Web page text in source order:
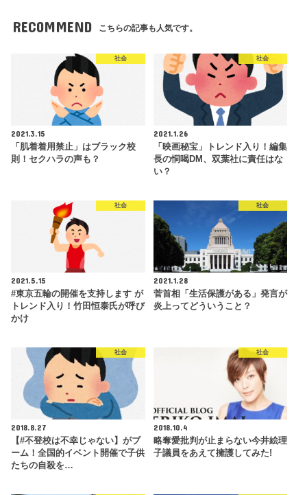
RECOMMEND こちらの記事も人気です。
社会
2021.3.15
「肌着着用禁止」はブラック校
則！セクハラの声も？
社会
2021.1.26
「映画秘宝」トレンド入り！編集
長の恫喝DM、双葉社に責任はな
い？
社会
2021.5.15
#東京五輪の開催を支持します が
トレンド入り！竹田恒泰氏が呼び
かけ
社会
2021.1.28
菅首相「生活保護がある」発言が
炎上ってどういうこと？
社会
2018.8.27
【#不登校は不幸じゃない】がブ
ーム！全国的イベント開催で子供
たちの自殺を…
社会
2018.10.4
略奪愛批判が止まらない今井絵理
子議員をあえて擁護してみた!